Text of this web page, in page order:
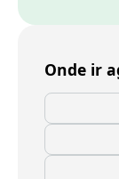
Onde ir